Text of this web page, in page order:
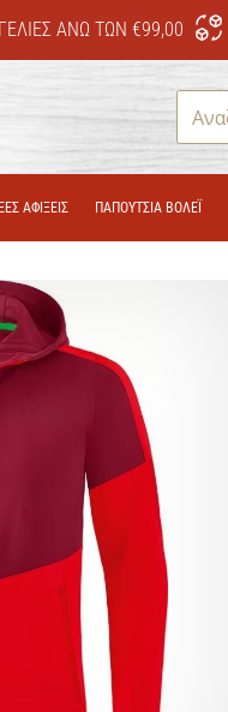
ΆΝΩ ΤΩΝ €99,00
ΑΦΙΞΕΙΣ ΠΑΠΟΎΤΣΙΑ ΒΌΛΕΪ